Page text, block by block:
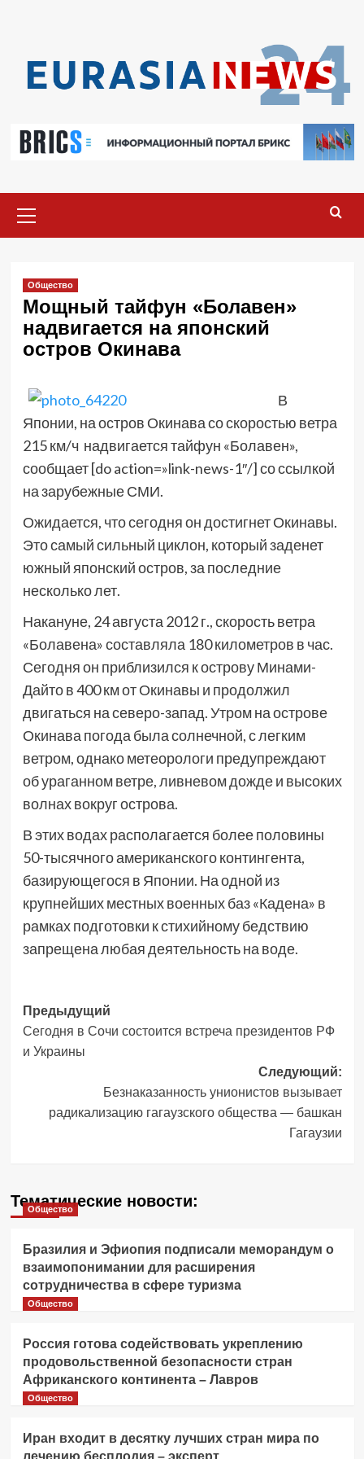
меню
Общество
Мощный тайфун «Болавен»
надвигается на японский
остров Окинава
В
Японии, на остров Окинава со скоростью ветра
215 км/ч надвигается тайфун «Болавен»,
сообщает [do action=»link-news-1″/] со ссылкой
на зарубежные СМИ.
Ожидается, что сегодня он достигнет Окинавы.
Это самый сильный циклон, который заденет
южный японский остров, за последние
несколько лет.
Накануне, 24 августа 2012 г., скорость ветра
«Болавена» составляла 180 километров в час.
Сегодня он приблизился к острову Минами-
Дайто в 400 км от Окинавы и продолжил
двигаться на северо-запад. Утром на острове
Окинава погода была солнечной, с легким
ветром, однако метеорологи предупреждают
об ураганном ветре, ливневом дожде и высоких
волнах вокруг острова.
В этих водах располагается более половины
50-тысячного американского контингента,
базирующегося в Японии. На одной из
крупнейших местных военных баз «Кадена» в
рамках подготовки к стихийному бедствию
запрещена любая деятельность на воде.
Навигация
записи
Предыдущий
Сегодня в Сочи состоится встреча президентов РФ
и Украины
Следующий:
Безнаказанность унионистов вызывает
радикализацию гагаузского общества — башкан
Гагаузии
Тематические новости:
Общество
Бразилия и Эфиопия подписали меморандум о
взаимопонимании для расширения
сотрудничества в сфере туризма
Общество
Россия готова содействовать укреплению
продовольственной безопасности стран
Африканского континента – Лавров
Общество
Иран входит в десятку лучших стран мира по
лечению бесплодия – эксперт